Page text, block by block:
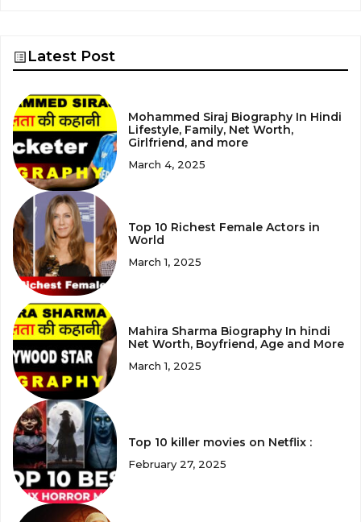
Latest Post
Mohammed Siraj Biography In Hindi
Lifestyle, Family, Net Worth,
Girlfriend, and more
March 4, 2025
Top 10 Richest Female Actors in
World
March 1, 2025
Mahira Sharma Biography In hindi
Net Worth, Boyfriend, Age and More
March 1, 2025
Top 10 killer movies on Netflix :
February 27, 2025